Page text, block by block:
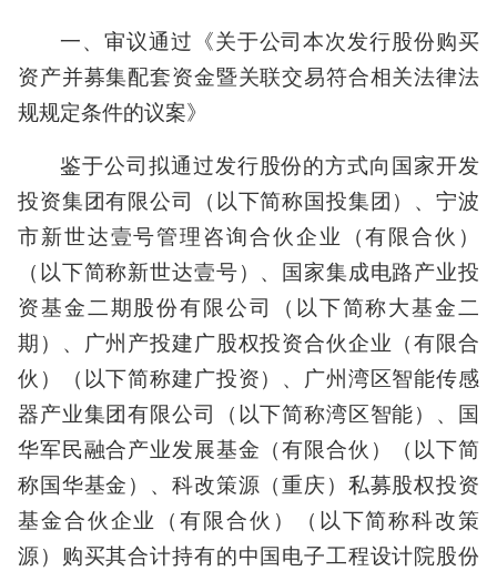
一、审议通过《关于公司本次发行股份购买
资产并募集配套资金暨关联交易符合相关法律法
规规定条件的议案》
鉴于公司拟通过发行股份的方式向国家开发
投资集团有限公司（以下简称国投集团）、宁波
市新世达壹号管理咨询合伙企业（有限合伙）
（以下简称新世达壹号）、国家集成电路产业投
资基金二期股份有限公司（以下简称大基金二
期）、广州产投建广股权投资合伙企业（有限合
伙）（以下简称建广投资）、广州湾区智能传感
器产业集团有限公司（以下简称湾区智能）、国
华军民融合产业发展基金（有限合伙）（以下简
称国华基金）、科改策源（重庆）私募股权投资
基金合伙企业（有限合伙）（以下简称科改策
源）购买其合计持有的中国电子工程设计院股份